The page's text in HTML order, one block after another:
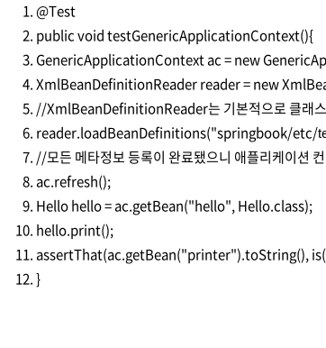
@Test
public void testGenericApplicationContext(){
GenericApplicationContext ac = new
XmlBeanDefinitionReader reader = new
//XmlBeanDefinitionReader는 기본적으로 클래스
reader.loadBeanDefinitions("springbook/etc/
//모든 메타정보 등록이 완료됐으니 애플리케이션
ac.refresh();
Hello hello = ac.getBean("hello", Hello.class);
hello.print();
assertThat(ac.getBean("printer").toString(),
}